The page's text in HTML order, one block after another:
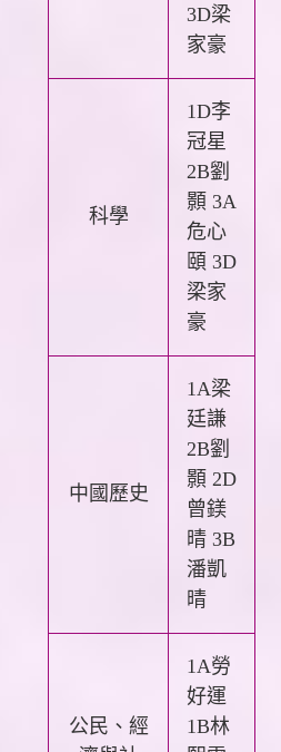
3D梁
家豪
科學
1D李
冠星
2B劉
顥3A
危心
頤 3D
梁家
豪
中國歷史
1A梁
廷謙
2B劉
顥 2D
曾鎂
晴 3B
潘凱
晴
公民、經
1A勞
好運
1B林